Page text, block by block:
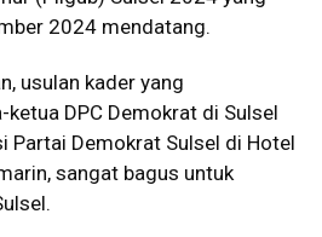
2024 mendatang.
usulan kader yang
DPC Demokrat di Sulsel
Partai Demokrat Sulsel di Hotel
sangat bagus untuk